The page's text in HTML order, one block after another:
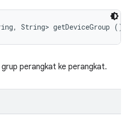
String> getDeviceGroup ()
perangkat ke perangkat.